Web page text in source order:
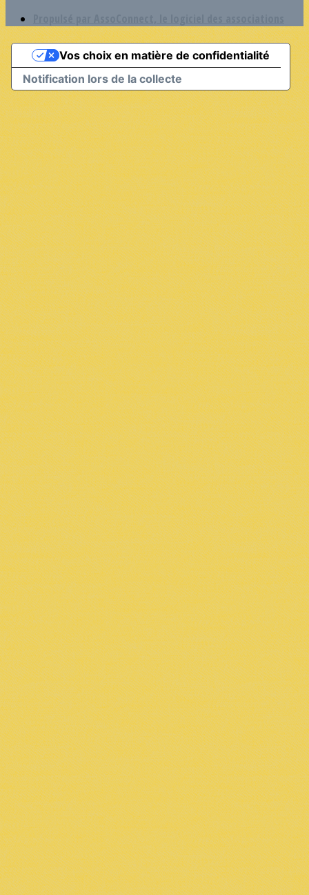
Notification lors de la collecte
Vos choix en matière de confidentialité